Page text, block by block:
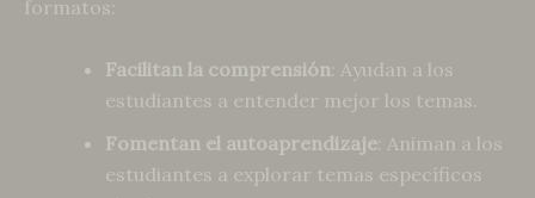
formatos:
Facilitan la comprensión: Ayudan a los
estudiantes a entender mejor los temas.
Fomentan el autoaprendizaje: Animan a los
estudiantes a explorar temas específicos